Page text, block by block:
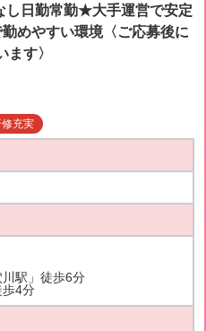
し日勤常勤★大手運営で安定
めやすい環境〈ご応募後に
す〉
充実
駅」徒歩6分
歩4分